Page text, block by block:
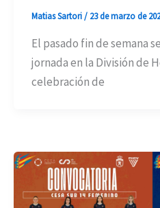
Matias Sartori/ 23 de marzo de
El pasado fin de semana
jornada en la División de
celebración de